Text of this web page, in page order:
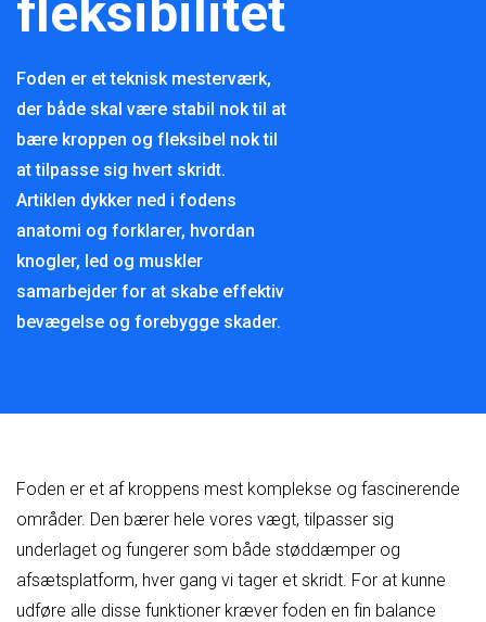
fleksibilitet
Foden er et teknisk mesterværk,
der både skal være stabil nok til at
bære kroppen og fleksibel nok til
at tilpasse sig hvert skridt.
Artiklen dykker ned i fodens
anatomi og forklarer, hvordan
knogler, led og muskler
samarbejder for at skabe effektiv
bevægelse og forebygge skader.
Foden er et af kroppens mest komplekse og fascinerende
områder. Den bærer hele vores vægt, tilpasser sig
underlaget og fungerer som både støddæmper og
afsætsplatform, hver gang vi tager et skridt. For at kunne
udføre alle disse funktioner kræver foden en fin balance